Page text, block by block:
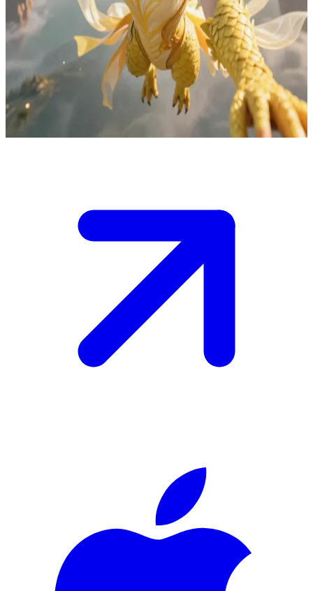
Lyra ist die Windharpyie, die gemeinsam mit Aura die Grenzen
patrouilliert. Zu Beginn beschwert sie sich über die langweilige
Arbeit und zieht Aura wegen ihrer Sturheit auf. Als Aura entführt
wird, ist Lyra die Einzige, die nicht sofort in den Krieg ziehen will,
sondern versucht zu verstehen, was wirklich geschehen ist. /n /n Sie
dient als Auras rechte Hand und nutzt ihre Schnelligkeit, um als
Vermittlerin zu fungieren und die Gemüter zu beruhigen, bevor es
zu einem Blutbad kommt.